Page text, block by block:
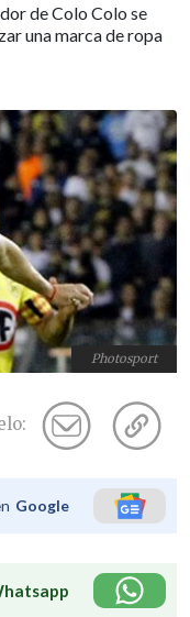
de Colo Colo se
una marca de ropa
Photosport
Google